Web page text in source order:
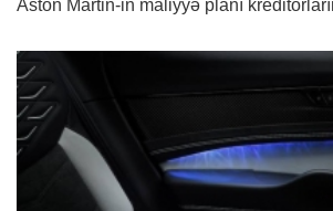
Aston Martin-in maliyyə planı